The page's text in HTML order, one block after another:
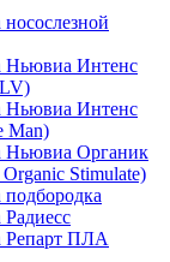
Ньювиа Интенс
Ньювиа Интенс
Man)
Ньювиа Органик
Stimulate)
подбородка
Радиесс
Репарт ПЛА